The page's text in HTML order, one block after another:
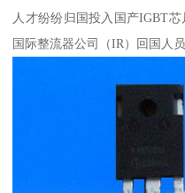
人才纷纷归国投入国产IGBT
国际整流器公司（IR）回国人员